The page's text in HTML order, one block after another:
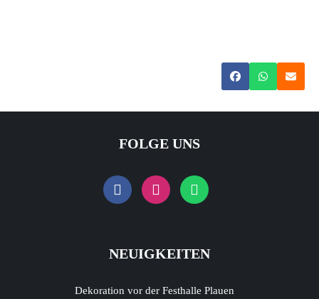
FOLGE UNS
NEUIGKEITEN
Dekoration vor der Festhalle Plauen